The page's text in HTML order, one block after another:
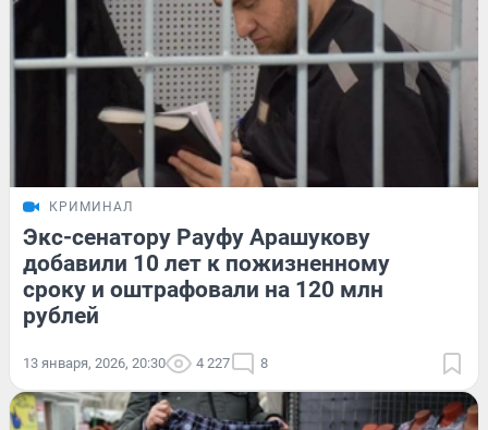
КРИМИНАЛ
Экс-сенатору Рауфу Арашукову
добавили 10 лет к пожизненному
сроку и оштрафовали на 120 млн
рублей
13 января, 2026, 20:30 4 227 8